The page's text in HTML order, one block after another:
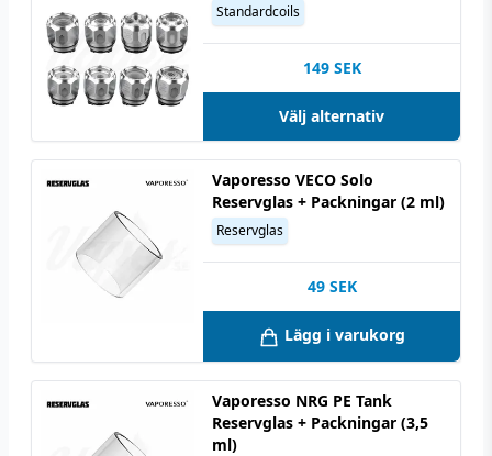
Standardcoils
149 SEK
Välj alternativ
Vaporesso VECO Solo
Reservglas + Packningar (2 ml)
Reservglas
49 SEK
Lägg i varukorg
Vaporesso NRG PE Tank
Reservglas + Packningar (3,5
ml)